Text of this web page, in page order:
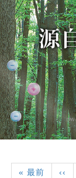
J-TECH空
空氣清淨機
自動除菌離
First
« 最前 ‹‹